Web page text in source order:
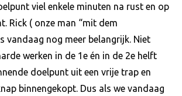
viel enkele minuten na rust en op
Rick ( onze man “mit dem
vandaag nog meer belangrijk. Niet
werken in de 1e én in de 2e helft
doelpunt uit een vrije trap en
binnengekopt. Dus als we vandaag